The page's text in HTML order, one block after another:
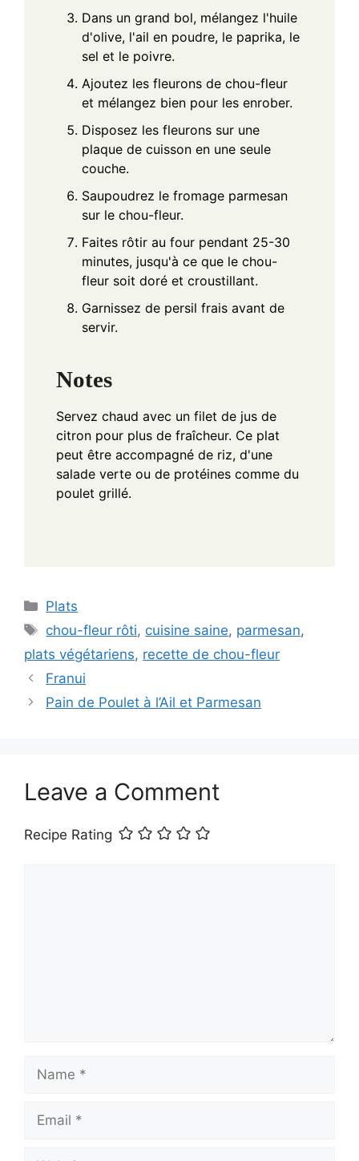
Dans un grand bol, mélangez l'huile
d'olive, l'ail en poudre, le paprika, le
sel et le poivre.
Ajoutez les fleurons de chou-fleur
et mélangez bien pour les enrober.
Disposez les fleurons sur une
plaque de cuisson en une seule
couche.
Saupoudrez le fromage parmesan
sur le chou-fleur.
Faites rôtir au four pendant 25-30
minutes, jusqu'à ce que le chou-
fleur soit doré et croustillant.
Garnissez de persil frais avant de
servir.
Notes
Servez chaud avec un filet de jus de
citron pour plus de fraîcheur. Ce plat
peut être accompagné de riz, d'une
salade verte ou de protéines comme du
poulet grillé.
Categories
Plats
Tags
chou-fleur rôti, cuisine saine, parmesan,
plats végétariens, recette de chou-fleur
Franui
Pain de Poulet à l’Ail et Parmesan
Leave a Comment
Recipe Rating